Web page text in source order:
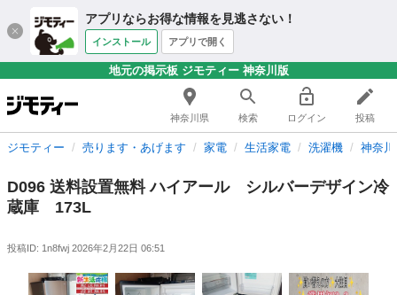
アプリならお得な情報を見逃さない！
インストール アプリで開く
地元の掲示板 ジモティー 神奈川版
神奈川県 検索 ログイン 投稿
ジモティー 売ります・あげます 家電 生活家電 洗濯機 神奈
D096 送料設置無料 ハイアール シルバーデザイン冷
蔵庫 173L
投稿ID: 1n8fwj 2026年2月22日 06:51